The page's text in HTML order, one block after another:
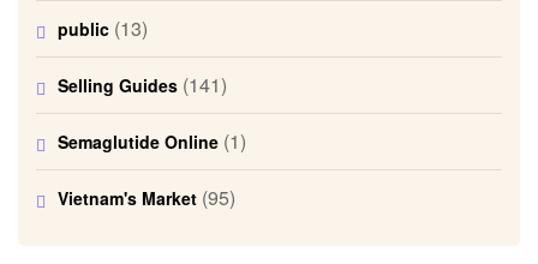
public (13)
Selling Guides (141)
Semaglutide Online (1)
Vietnam's Market (95)